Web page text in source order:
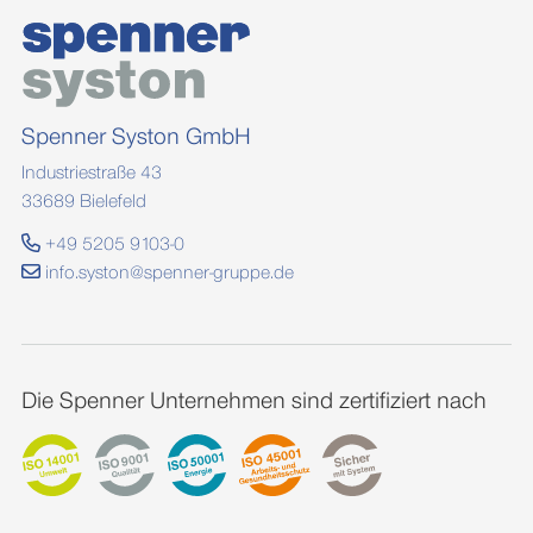
Spenner Syston GmbH
Industriestraße 43
33689 Bielefeld
+49 5205 9103-0
info.syston@spenner-gruppe.de
Die Spenner Unternehmen sind zertifiziert nach